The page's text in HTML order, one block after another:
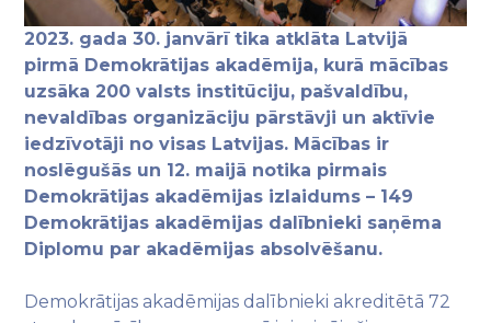
2023. gada 30. janvārī tika atklāta Latvijā
pirmā Demokrātijas akadēmija, kurā mācības
uzsāka 200 valsts institūciju, pašvaldību,
nevaldības organizāciju pārstāvji un aktīvie
iedzīvotāji no visas Latvijas. Mācības ir
noslēgušās un 12. maijā notika pirmais
Demokrātijas akadēmijas izlaidums – 149
Demokrātijas akadēmijas dalībnieki saņēma
Diplomu par akadēmijas absolvēšanu.
Demokrātijas akadēmijas dalībnieki akreditētā 72